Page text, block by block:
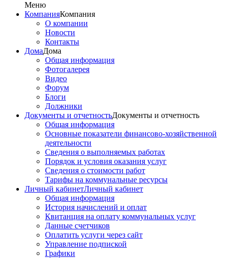
Меню
КомпанияКомпания
О компании
Новости
Контакты
ДомаДома
Общая информация
Фотогалерея
Видео
Форум
Блоги
Должники
Документы и отчетностьДокументы и отчетность
Общая информация
Основные показатели финансово-хозяйственной
деятельности
Сведения о выполняемых работах
Порядок и условия оказания услуг
Сведения о стоимости работ
Тарифы на коммунальные ресурсы
Личный кабинетЛичный кабинет
Общая информация
История начислений и оплат
Квитанция на оплату коммунальных услуг
Данные счетчиков
Оплатить услуги через сайт
Управление подпиской
Графики